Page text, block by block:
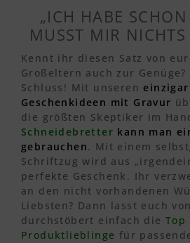
„ICH HABE
MUSST MIR NICHTS
Kennt ihr diesen Satz von
Großeltern auch zur
Schluss! Mit unseren
Geschenkideen mit Gravur
die größten Skeptiker im
Schneidebretter kann man
gebrauchen. Mit einem
Schriftzug wird aus
perfekte Geschenk. Ihr
an den nicht vorhandenen
Liebsten? Dann lasst euch
durchstöbert einfach die Top
Produktlieblinge für